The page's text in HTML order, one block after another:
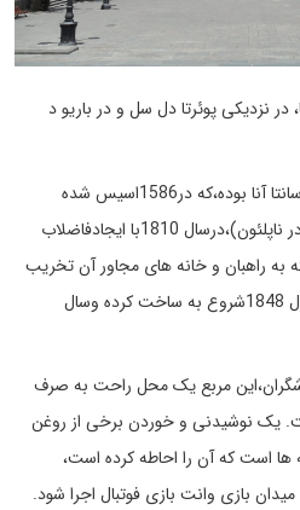
در نزدیکی پوئرتا دل سل و در باریو د
میدان کنونی دراصل محل صومعه سانتا آنا بوده،که در1586اسیس شده
امادرطول سلطنت خوزه بناپارت(برادر ناپلئون)،درسال 1810با ایجادفاضلاب
راهبان و خانه های مجاور آن تخریب
شد. و به جای آن، پلازاسانتاآنادرسال 1848شروع به ساخت کرده وسال
مربع یک محل راحت به صرف
یک نوشیدنی و خوردن برخی از روغن
است که آن را احاطه کرده است،
بازی وانت بازی فوتبال اجرا شود.